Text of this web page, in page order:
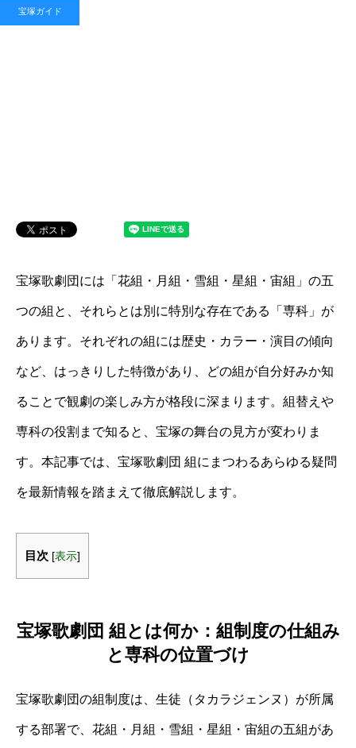
宝塚ガイド
宝塚歌劇団には「花組・月組・雪組・星組・宙組」の五
つの組と、それらとは別に特別な存在である「専科」が
あります。それぞれの組には歴史・カラー・演目の傾向
など、はっきりした特徴があり、どの組が自分好みか知
ることで観劇の楽しみ方が格段に深まります。組替えや
専科の役割まで知ると、宝塚の舞台の見方が変わりま
す。本記事では、宝塚歌劇団 組にまつわるあらゆる疑問
を最新情報を踏まえて徹底解説します。
目次 [表示]
宝塚歌劇団 組とは何か：組制度の仕組み
と専科の位置づけ
宝塚歌劇団の組制度は、生徒（タカラジェンヌ）が所属
する部署で、花組・月組・雪組・星組・宙組の五組があ